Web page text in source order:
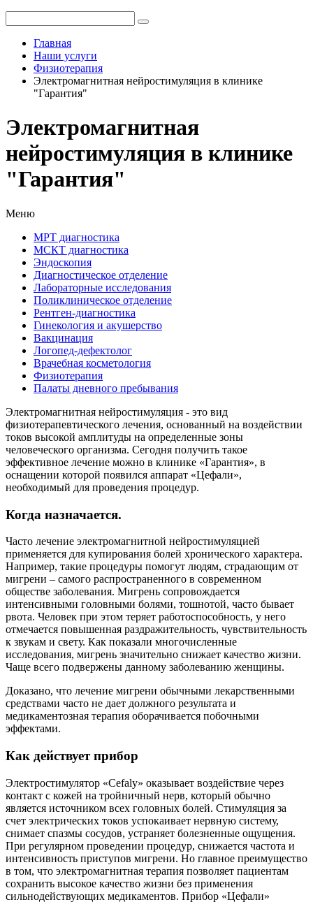
Главная
Наши услуги
Физиотерапия
Электромагнитная нейростимуляция в клинике
"Гарантия"
Электромагнитная
нейростимуляция в клинике
"Гарантия"
Меню
МРТ диагностика
МСКТ диагностика
Эндоскопия
Диагностическое отделение
Лабораторные исследования
Поликлиническое отделение
Рентген-диагностика
Гинекология и акушерство
Вакцинация
Логопед-дефектолог
Врачебная косметология
Физиотерапия
Палаты дневного пребывания
Электромагнитная нейростимуляция - это вид
физиотерапевтического лечения, основанный на воздействии
токов высокой амплитуды на определенные зоны
человеческого организма. Сегодня получить такое
эффективное лечение можно в клинике «Гарантия», в
оснащении которой появился аппарат «Цефали»,
необходимый для проведения процедур.
Когда назначается.
Часто лечение электромагнитной нейростимуляцией
применяется для купирования болей хронического характера.
Например, такие процедуры помогут людям, страдающим от
мигрени – самого распространенного в современном
обществе заболевания. Мигрень сопровождается
интенсивными головными болями, тошнотой, часто бывает
рвота. Человек при этом теряет работоспособность, у него
отмечается повышенная раздражительность, чувствительность
к звукам и свету. Как показали многочисленные
исследования, мигрень значительно снижает качество жизни.
Чаще всего подвержены данному заболеванию женщины.
Доказано, что лечение мигрени обычными лекарственными
средствами часто не дает должного результата и
медикаментозная терапия оборачивается побочными
эффектами.
Как действует прибор
Электростимулятор «Cefaly» оказывает воздействие через
контакт с кожей на тройничный нерв, который обычно
является источником всех головных болей. Стимуляция за
счет электрических токов успокаивает нервную систему,
снимает спазмы сосудов, устраняет болезненные ощущения.
При регулярном проведении процедур, снижается частота и
интенсивность приступов мигрени. Но главное преимущество
в том, что электромагнитная терапия позволяет пациентам
сохранить высокое качество жизни без применения
сильнодействующих медикаментов. Прибор «Цефали»